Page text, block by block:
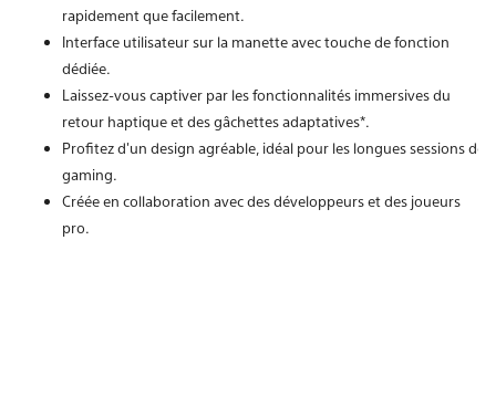
rapidement que facilement.
Interface utilisateur sur la manette avec touche de fonction
dédiée.
Laissez-vous captiver par les fonctionnalités immersives du
retour haptique et des gâchettes adaptatives*.
Profitez d'un design agréable, idéal pour les longues sessions de
gaming.
Créée en collaboration avec des développeurs et des joueurs
pro.